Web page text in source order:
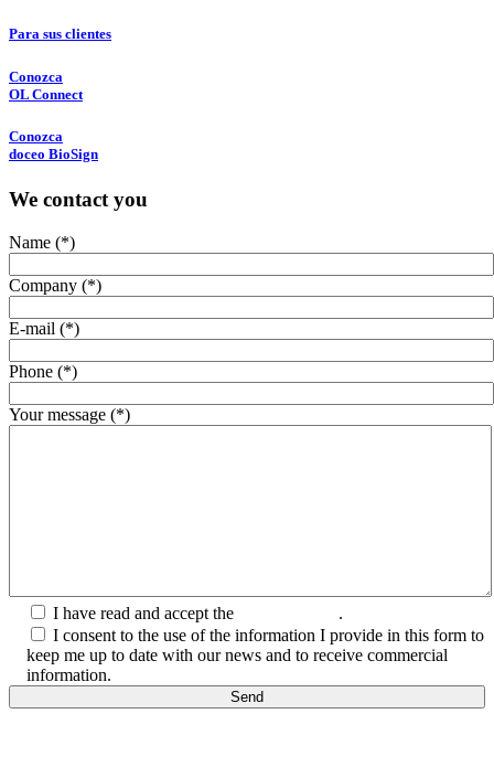
Para sus clientes
Conozca
OL Connect
Conozca
doceo BioSign
We contact you
Name (*)
Company (*)
E-mail (*)
Phone (*)
Your message (*)
I have read and accept the
.
I consent to the use of the information I provide in this form to
keep me up to date with our news and to receive commercial
information.